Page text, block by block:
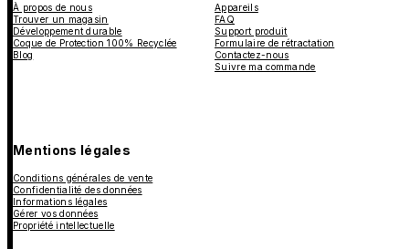
À propos de nous
Trouver un magasin
Développement durable
Coque de Protection 100% Recyclée
Blog
Appareils
FAQ
Support produit
Formulaire de rétractation
Contactez-nous
Suivre ma commande
Mentions légales
Conditions générales de vente
Confidentialité des données
Informations légales
Gérer vos données
Propriété intellectuelle